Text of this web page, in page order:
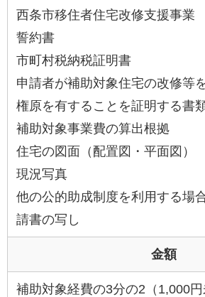
西条市移住者住宅改修支援事
誓約書
市町村税納税証明書
申請者が補助対象住宅の改修等
権原を有することを証明する書
補助対象事業費の算出根拠
住宅の図面（配置図・平面図）
現況写真
他の公的助成制度を利用する場
請書の写し
金額
補助対象経費の3分の2（1,000